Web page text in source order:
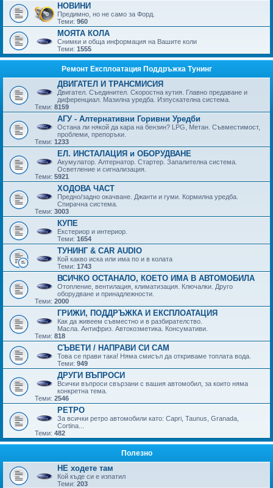
НОВИНИ
Предимно, но не само за Форд.
Теми: 960
МОЯТА КОЛА
Снимки и обща информация на Вашите коли
Теми: 1555
Ремонт Експлоатация Поддръжка Тунинг
ДВИГАТЕЛ И ТРАНСМИСИЯ
Двигател. Съединител. Скоростна кутия. Главно предаване и
диференциал. Мазилна уредба. Изпускателна система.
Теми: 8159
АГУ - Алтернативни Горивни Уредби
Остана ли някой да кара на бензин? LPG, Метан. Съвместимост,
проблеми, препоръки.
Теми: 1233
ЕЛ. ИНСТАЛАЦИЯ и ОБОРУДВАНЕ
Акумулатор. Алтернатор. Стартер. Запалителна система.
Осветление и сигнализация.
Теми: 5921
ХОДОВА ЧАСТ
Предно/задно окачване. Джанти и гуми. Кормилна уредба.
Спирачна система.
Теми: 3003
КУПЕ
Екстериор и интериор.
Теми: 1654
ТУНИНГ & CAR AUDIO
Кой какво иска или има по и в колата
Теми: 1743
ВСИЧКО ОСТАНАЛО, КОЕТО ИМА В АВТОМОБИЛА
Отопление, вентилация, климатизация. Ключалки. Друго
оборудване и принадлежности.
Теми: 2000
ГРИЖИ, ПОДДРЪЖКА И ЕКСПЛОАТАЦИЯ
Как да живеем съвместно и в разбирателство.
Масла. Антифриз. Автокозметика. Консумативи.
Теми: 818
СЪВЕТИ / НАПРАВИ СИ САМ
Това се прави така! Няма смисъл да откриваме топлата вода.
Теми: 949
ДРУГИ ВЪПРОСИ
Всички въпроси свързани с вашия автомобил, за които няма
конкретна тема.
Теми: 2546
РЕТРО
За всички ретро автомобили като: Capri, Taunus, Granada,
Cortina...
Теми: 482
Полезно
НЕ ходете там
Кой къде си е изпатил
Теми: 203